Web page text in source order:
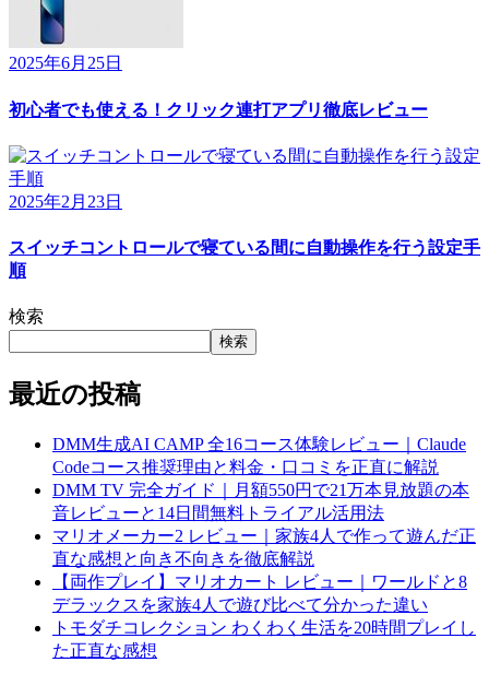
2025年6月25日
初心者でも使える！クリック連打アプリ徹底レビュー
2025年2月23日
スイッチコントロールで寝ている間に自動操作を行う設定手
順
検索
検索
最近の投稿
DMM生成AI CAMP 全16コース体験レビュー｜Claude
Codeコース推奨理由と料金・口コミを正直に解説
DMM TV 完全ガイド｜月額550円で21万本見放題の本
音レビューと14日間無料トライアル活用法
マリオメーカー2 レビュー｜家族4人で作って遊んだ正
直な感想と向き不向きを徹底解説
【両作プレイ】マリオカート レビュー｜ワールドと8
デラックスを家族4人で遊び比べて分かった違い
トモダチコレクション わくわく生活を20時間プレイし
た正直な感想